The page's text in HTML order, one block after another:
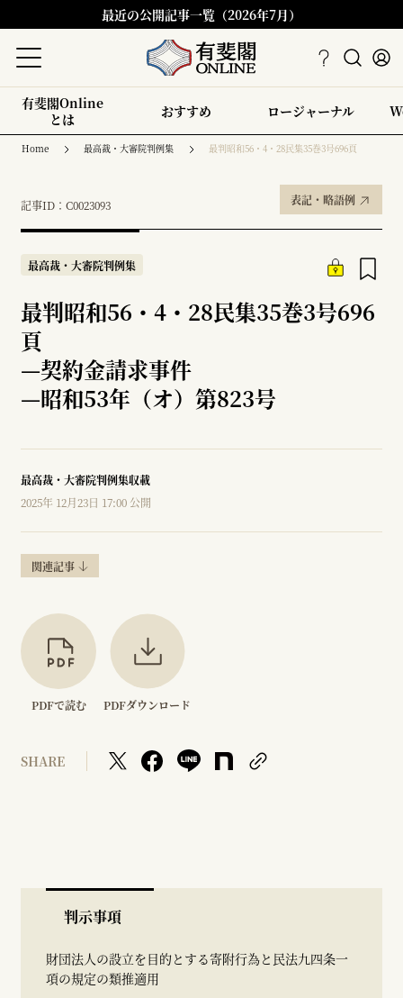
最近の公開記事一覧（2026年7月）
有斐閣Online
とは
おすすめ ロージャーナル
Home 最高裁・大審院判例集 最判昭和56・4・28民集35巻3号696頁
記事ID：C0023093 表記・略語例
最高裁・大審院判例集
最判昭和56・4・28民集35巻3号696
頁
—契約金請求事件
—昭和53年（オ）第823号
最高裁・大審院判例集収載
2025年 12月23日 17:00 公開
関連記事
PDFで読む PDFダウンロード
SHARE
判示事項
財団法人の設立を目的とする寄附行為と民法九四条一
項の規定の類推適用